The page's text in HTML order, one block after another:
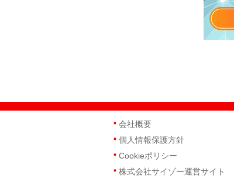
会社概要
個人情報保護方針
Cookieポリシー
株式会社サイゾー運営サイト